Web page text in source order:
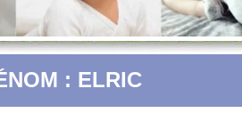
: ELRIC